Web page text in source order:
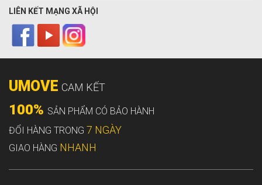
LIÊN KẾT MẠNG XÃ HỘI
UMOVE CAM KẾT
100% SẢN PHẨM CÓ BẢO HÀNH
ĐỔI HÀNG TRONG 7 NGÀY
GIAO HÀNG NHANH